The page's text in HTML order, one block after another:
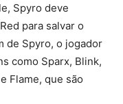
Spyro deve
para salvar o
de Spyro, o jogador
como Sparx, Blink,
Flame, que são